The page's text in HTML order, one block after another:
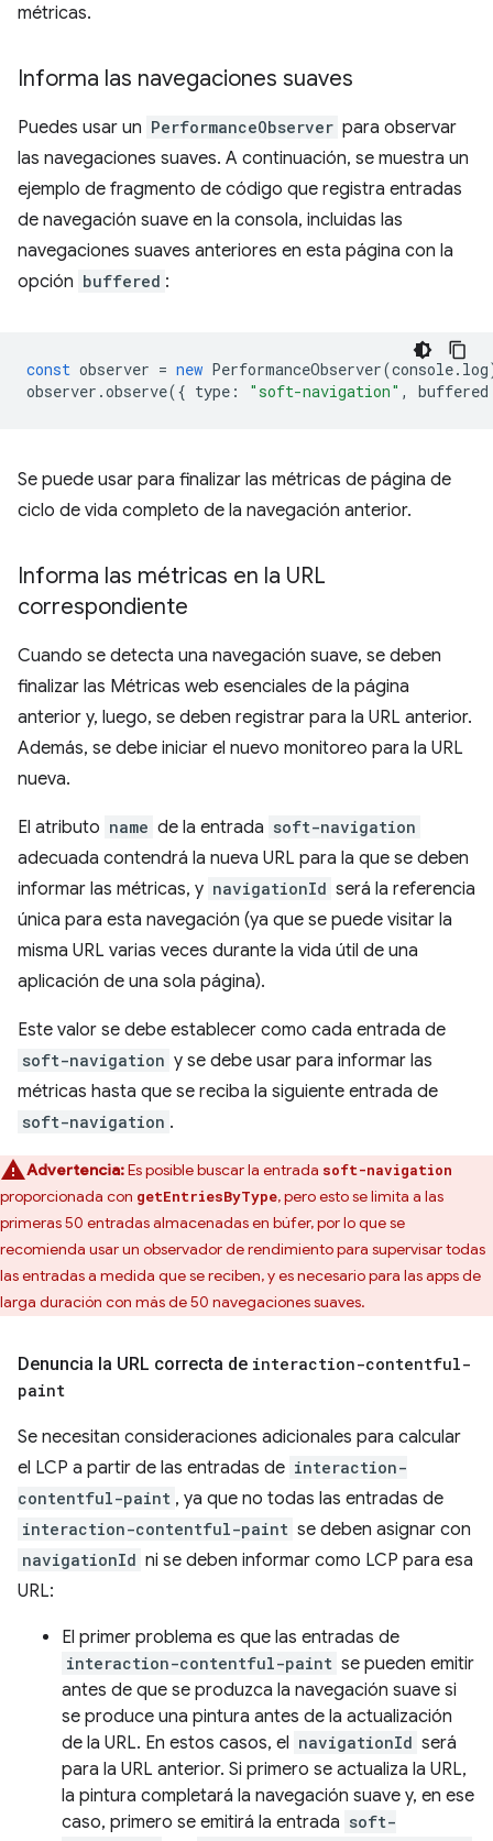
métricas.
Informa las navegaciones suaves
Puedes usar un PerformanceObserver para observar
las navegaciones suaves. A continuación, se muestra un
ejemplo de fragmento de código que registra entradas
de navegación suave en la consola, incluidas las
navegaciones suaves anteriores en esta página con la
opción buffered :
const observer = new PerformanceObserver(console. log
observer .observe({ type : "soft-navigation" , buffered
Se puede usar para finalizar las métricas de página de
ciclo de vida completo de la navegación anterior.
Informa las métricas en la URL
correspondiente
Cuando se detecta una navegación suave, se deben
finalizar las Métricas web esenciales de la página
anterior y, luego, se deben registrar para la URL anterior.
Además, se debe iniciar el nuevo monitoreo para la URL
nueva.
El atributo name de la entrada soft-navigation
adecuada contendrá la nueva URL para la que se deben
informar las métricas, y navigationId será la referencia
única para esta navegación (ya que se puede visitar la
misma URL varias veces durante la vida útil de una
aplicación de una sola página).
Este valor se debe establecer como cada entrada de
soft-navigation y se debe usar para informar las
métricas hasta que se reciba la siguiente entrada de
soft-navigation .
Advertencia:Es posible buscar la entrada soft-navigation
proporcionada con getEntriesByType, pero esto se limita a las
primeras 50 entradas almacenadas en búfer, por lo que se
recomienda usar un observador de rendimiento para supervisar todas
las entradas a medida que se reciben, y es necesario para las apps de
larga duración con más de 50 navegaciones suaves.
Denuncia la URL correcta de interaction-contentful-
paint
Se necesitan consideraciones adicionales para calcular
el LCP a partir de las entradas de interaction-
contentful-paint , ya que no todas las entradas de
interaction-contentful-paint se deben asignar con
navigationId ni se deben informar como LCP para esa
URL:
El primer problema es que las entradas de
interaction-contentful-paint se pueden emitir
antes de que se produzca la navegación suave si
se produce una pintura antes de la actualización
de la URL. En estos casos, el navigationId será
para la URL anterior. Si primero se actualiza la URL,
la pintura completará la navegación suave y, en ese
caso, primero se emitirá la entrada soft-